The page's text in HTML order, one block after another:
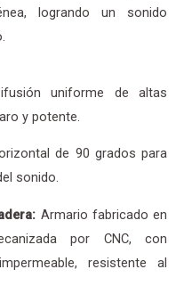
logrando un sonido
uniforme de altas
y potente.
de 90 grados para
sonido.
Armario fabricado en
por CNC, con
resistente al